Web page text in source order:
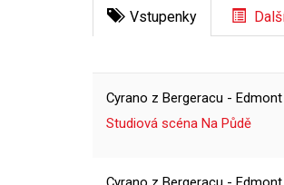
Vstupenky
Cyrano z Bergeracu -
Studiová scéna Na Půdě